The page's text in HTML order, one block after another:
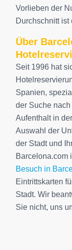
Vorlieben der
Durchschnitt ist
Über
Seit 1996 hat
Spanien,
der Suche
Aufenthalt in
Auswahl der
der Stadt und
Barcelona.com
Besuch in
Eintrittskarten
Stadt. Wir
Sie nicht, uns